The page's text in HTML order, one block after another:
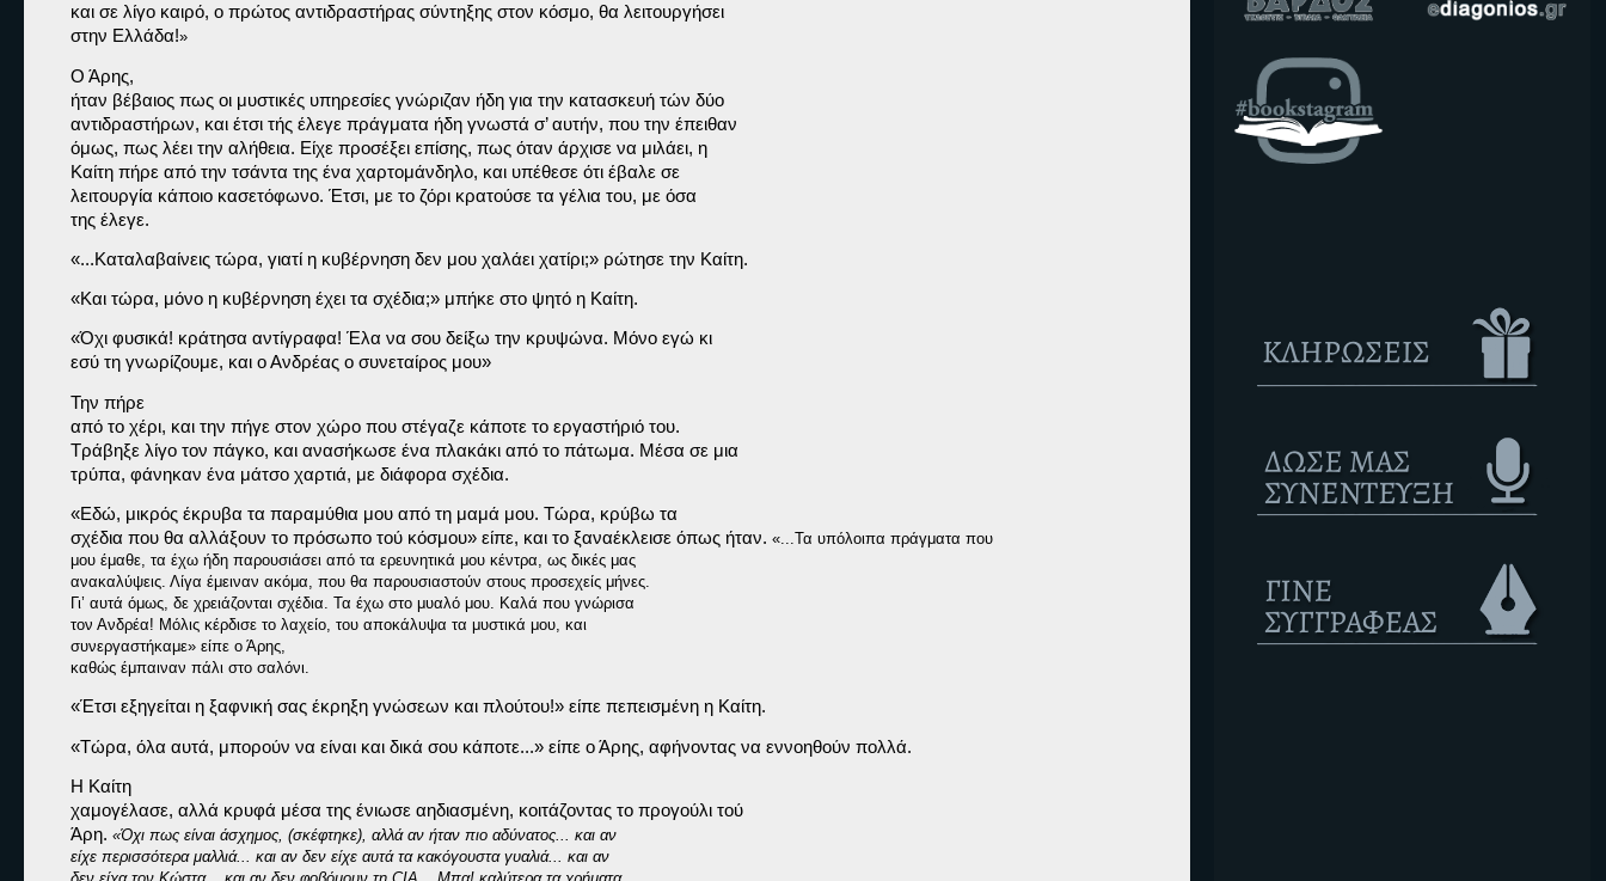
και σε λίγο καιρό, ο πρώτος αντιδραστήρας σύντηξης στον κόσμο, θα λειτουργήσει
στην Ελλάδα!»
Ο Άρης,
ήταν βέβαιος πως οι μυστικές υπηρεσίες γνώριζαν ήδη για την κατασκευή τών δύο
αντιδραστήρων, και έτσι τής έλεγε πράγματα ήδη γνωστά σ’ αυτήν, που την έπειθαν
όμως, πως λέει την αλήθεια. Είχε προσέξει επίσης, πως όταν άρχισε να μιλάει, η
Καίτη πήρε από την τσάντα της ένα χαρτομάνδηλο, και υπέθεσε ότι έβαλε σε
λειτουργία κάποιο κασετόφωνο. Έτσι, με το ζόρι κρατούσε τα γέλια του, με όσα
της έλεγε.
«...Καταλαβαίνεις τώρα, γιατί η κυβέρνηση δεν μου χαλάει χατίρι;» ρώτησε την Καίτη.
«Και τώρα, μόνο η κυβέρνηση έχει τα σχέδια;» μπήκε στο ψητό η Καίτη.
«Όχι φυσικά! κράτησα αντίγραφα! Έλα να σου δείξω την κρυψώνα. Μόνο εγώ κι
εσύ τη γνωρίζουμε, και ο Ανδρέας ο συνεταίρος μου»
Την πήρε
από το χέρι, και την πήγε στον χώρο που στέγαζε κάποτε το εργαστήριό του.
Τράβηξε λίγο τον πάγκο, και ανασήκωσε ένα πλακάκι από το πάτωμα. Μέσα σε μια
τρύπα, φάνηκαν ένα μάτσο χαρτιά, με διάφορα σχέδια.
«Εδώ, μικρός έκρυβα τα παραμύθια μου από τη μαμά μου. Τώρα, κρύβω τα
σχέδια που θα αλλάξουν το πρόσωπο τού κόσμου» είπε, και το ξαναέκλεισε όπως ήταν. «...Τα υπόλοιπα πράγματα που
μου έμαθε, τα έχω ήδη παρουσιάσει από τα ερευνητικά μου κέντρα, ως δικές μας
ανακαλύψεις. Λίγα έμειναν ακόμα, που θα παρουσιαστούν στους προσεχείς μήνες.
Γι’ αυτά όμως, δε χρειάζονται σχέδια. Τα έχω στο μυαλό μου. Καλά που γνώρισα
τον Ανδρέα! Μόλις κέρδισε το λαχείο, του αποκάλυψα τα μυστικά μου, και
συνεργαστήκαμε» είπε ο Άρης,
καθώς έμπαιναν πάλι στο σαλόνι.
«Έτσι εξηγείται η ξαφνική σας έκρηξη γνώσεων και πλούτου!» είπε πεπεισμένη η Καίτη.
«Τώρα, όλα αυτά, μπορούν να είναι και δικά σου κάποτε...» είπε ο Άρης, αφήνοντας να εννοηθούν πολλά.
Η Καίτη
χαμογέλασε, αλλά κρυφά μέσα της ένιωσε αηδιασμένη, κοιτάζοντας το προγούλι τού
Άρη. «Όχι πως είναι άσχημος, (σκέφτηκε), αλλά αν ήταν πιο αδύνατος... και αν
είχε περισσότερα μαλλιά... και αν δεν είχε αυτά τα κακόγουστα γυαλιά... και αν